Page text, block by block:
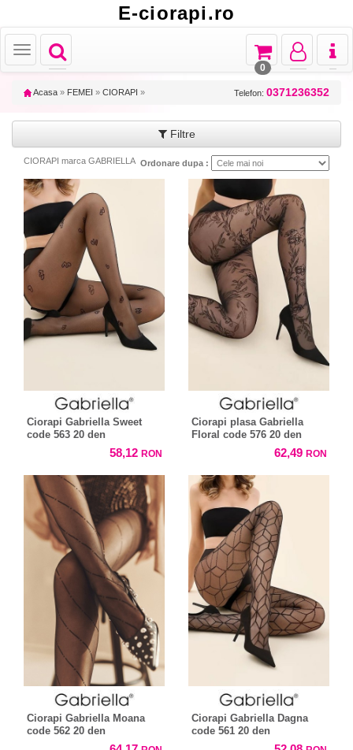
E-ciorapi.ro
Toggle
navigation
Toggle
Toggle
navigation
Toggle
navigation
Toggle
navigation
0
Acasa » FEMEI » CIORAPI » Telefon: 0371236352
Filtre
CIORAPI marca GABRIELLA Ordonare dupa :
Ciorapi Gabriella Sweet
code 563 20 den
58,12 RON
Ciorapi plasa Gabriella
Floral code 576 20 den
62,49 RON
Ciorapi Gabriella Moana
code 562 20 den
Ciorapi Gabriella Dagna
code 561 20 den